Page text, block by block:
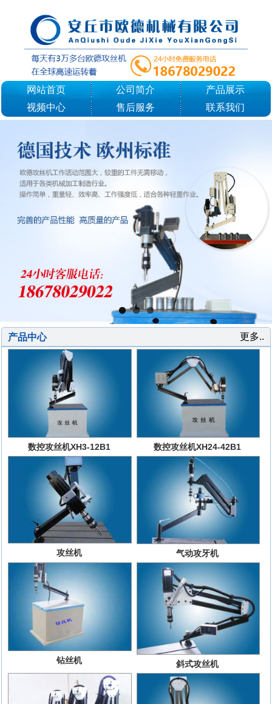
网站首页 公司简介
产品展示
视频中心
售后服务 联系我们
更多..
产品中心
数控攻丝机XH3-12B1 数控攻丝机XH24-42B1
攻丝机 气动攻牙机
钻丝机 斜式攻丝机